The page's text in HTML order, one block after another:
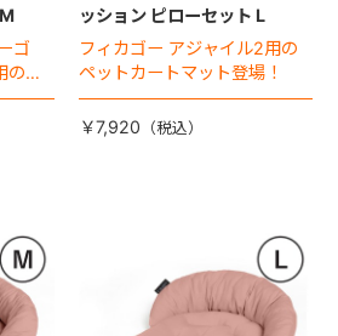
ゴ
のペ
ッション ピローセット L
フィカゴー アジャイル2用の
ペットカートマット登場！
￥7,920